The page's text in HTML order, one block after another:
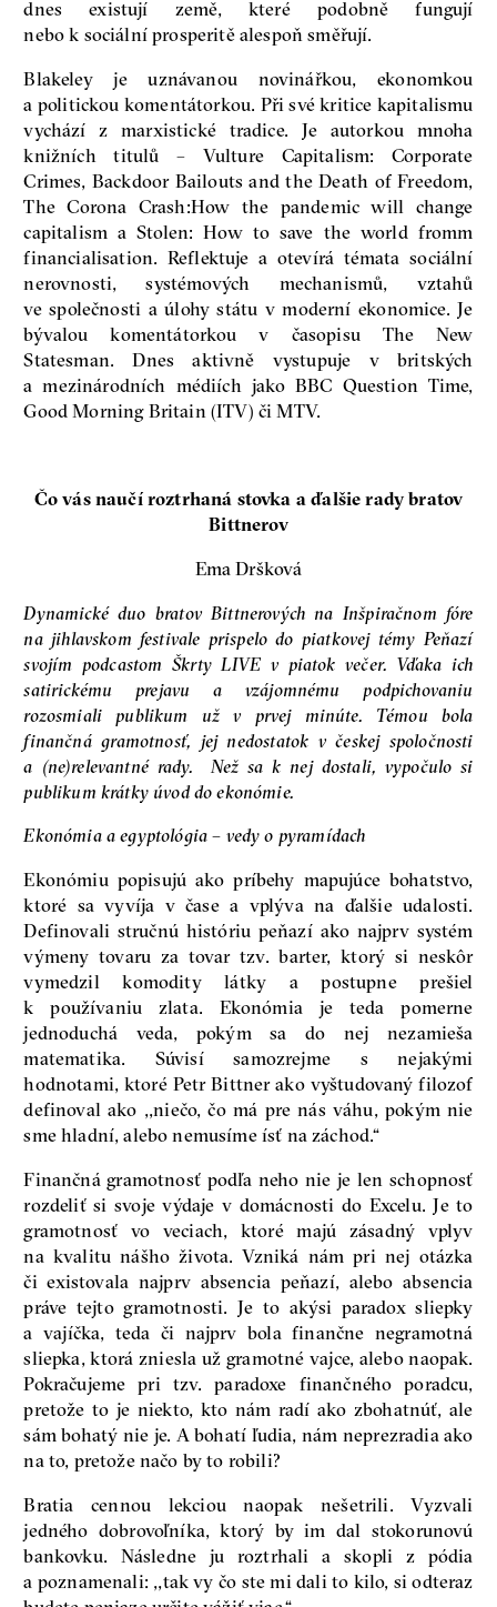
dnes existují země, které podobně fungují
nebo k sociální prosperitě alespoň směřují.
Blakeley je uznávanou novinářkou, ekonomkou
a politickou komentátorkou. Při své kritice kapitalismu
vychází z marxistické tradice. Je autorkou mnoha
knižních titulů – Vulture Capitalism: Corporate
Crimes, Backdoor Bailouts and the Death of Freedom,
The Corona Crash:How the pandemic will change
capitalism a Stolen: How to save the world fromm
financialisation. Reflektuje a otevírá témata sociální
nerovnosti, systémových mechanismů, vztahů
ve společnosti a úlohy státu v moderní ekonomice. Je
bývalou komentátorkou v časopisu The New
Statesman. Dnes aktivně vystupuje v britských
a mezinárodních médiích jako BBC Question Time,
Good Morning Britain (ITV) či MTV.
Čo vás naučí roztrhaná stovka a ďalšie rady bratov
Bittnerov
Ema Dršková
Dynamické duo bratov Bittnerových na Inšpiračnom fóre
na jihlavskom festivale prispelo do piatkovej témy Peňazí
svojím podcastom Škrty LIVE v piatok večer. Vďaka ich
satirickému prejavu a vzájomnému podpichovaniu
rozosmiali publikum už v prvej minúte. Témou bola
finančná gramotnosť, jej nedostatok v českej spoločnosti
a (ne)relevantné rady.
Než sa k nej dostali, vypočulo si
publikum krátky úvod do ekonómie.
Ekonómia a egyptológia – vedy o pyramídach
Ekonómiu popisujú ako príbehy mapujúce bohatstvo,
ktoré sa vyvíja v čase a vplýva na ďalšie udalosti.
Definovali stručnú históriu peňazí ako najprv systém
výmeny tovaru za tovar tzv. barter, ktorý si neskôr
vymedzil komodity látky a postupne prešiel
k používaniu zlata. Ekonómia je teda pomerne
jednoduchá veda, pokým sa do nej nezamieša
matematika. Súvisí samozrejme s nejakými
hodnotami, ktoré Petr Bittner ako vyštudovaný filozof
definoval ako ,,niečo, čo má pre nás váhu, pokým nie
sme hladní, alebo nemusíme ísť na záchod.“
Finančná gramotnosť podľa neho nie je len schopnosť
rozdeliť si svoje výdaje v domácnosti do Excelu. Je to
gramotnosť vo veciach, ktoré majú zásadný vplyv
na kvalitu nášho života. Vzniká nám pri nej otázka
či existovala najprv absencia peňazí, alebo absencia
práve tejto gramotnosti. Je to akýsi paradox sliepky
a vajíčka, teda či najprv bola finančne negramotná
sliepka, ktorá zniesla už gramotné vajce, alebo naopak.
Pokračujeme pri tzv. paradoxe finančného poradcu,
pretože to je niekto, kto nám radí ako zbohatnúť, ale
sám bohatý nie je. A bohatí ľudia, nám neprezradia ako
na to, pretože načo by to robili?
Bratia cennou lekciou naopak nešetrili. Vyzvali
jedného dobrovoľníka, ktorý by im dal stokorunovú
bankovku. Následne ju roztrhali a skopli z pódia
a poznamenali: ,,tak vy čo ste mi dali to kilo, si odteraz